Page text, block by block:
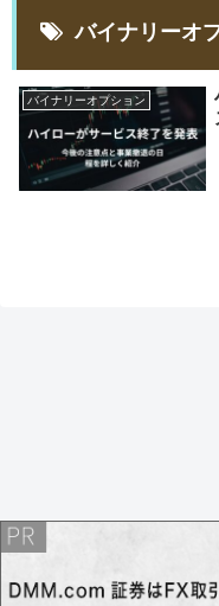
バイナリーオ
バイナリーオプション